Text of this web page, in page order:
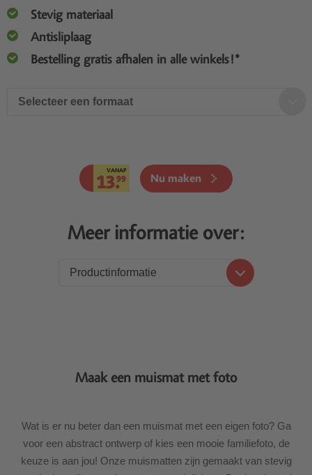
Stevig materiaal
Antisliplaag
Bestelling gratis afhalen in alle winkels!*
Selecteer een formaat
VANAF
13.99 Nu maken
Meer informatie over:
Productinformatie
Maak een muismat met foto
Wat is er nu beter dan een muismat met een eigen foto? Ga
voor een abstract ontwerp of kies een mooie familiefoto, de
keuze is aan jou! Onze muismatten zijn gemaakt van stevig